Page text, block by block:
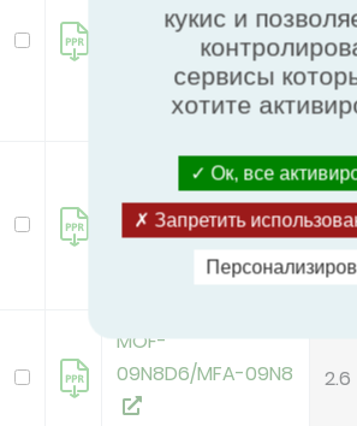
/MSFAAU-
09HRFN8-
QRD6GW-HWF
2.6
MOB01-12HFN8-
QRD6GW(A)
/MSFAAU-12HRFN8-
QRD6GW-HWF
3.4
MOF-
09N8D6/MFA-09N8
2.6
кукис и
сервисы
хотите
Ок, все
Запретить